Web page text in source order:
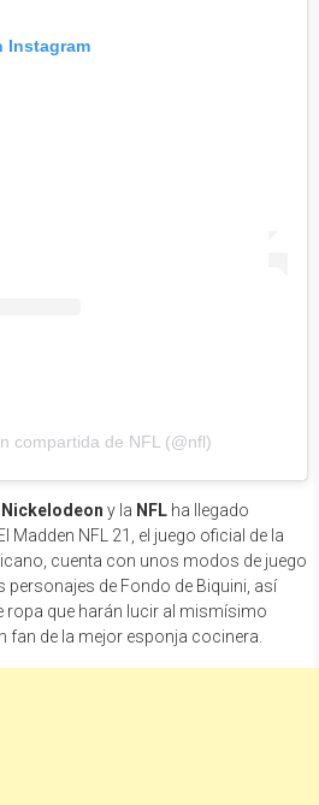
Instagram
compartida de NFL (@nfl)
y la NFLha llegado
Madden NFL 21, el juego oficial de la
cuenta con unos modos de juego
de Fondo de Biquini, así
ropa que harán lucir al mismísimo
fan de la mejor esponja cocinera.